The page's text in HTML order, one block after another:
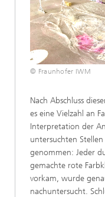
© Fraunhofer IWM
Nach Abschluss
es eine Vielzahl an
Interpretation der
untersuchten
genommen: Jeder
gemachte rote
vorkam, wurde
nachuntersucht.